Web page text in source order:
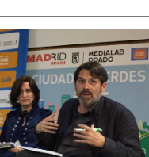
aplicación
externa.
aplicación
externa.